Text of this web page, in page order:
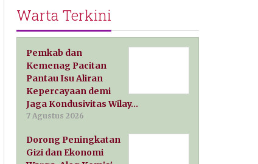
Warta Terkini
Pemkab dan
Kemenag Pacitan
Pantau Isu Aliran
Kepercayaan demi
Jaga Kondusivitas Wilay…
7 Agustus 2026
Dorong Peningkatan
Gizi dan Ekonomi